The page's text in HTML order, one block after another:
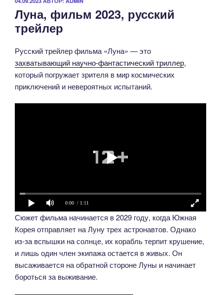
Луна, фильм 2023, русский
трейлер
Русский трейлер фильма «Луна» — это
захватывающий научно-фантастический триллер,
который погружает зрителя в мир космических
приключений и невероятных испытаний.
0:00 / 1:11
Сюжет фильма начинается в 2029 году, когда Южная
Корея отправляет на Луну трех астронавтов. Однако
из-за вспышки на солнце, их корабль терпит крушение,
и лишь один член экипажа остается в живых. Он
высаживается на обратной стороне Луны и начинает
бороться за выживание.